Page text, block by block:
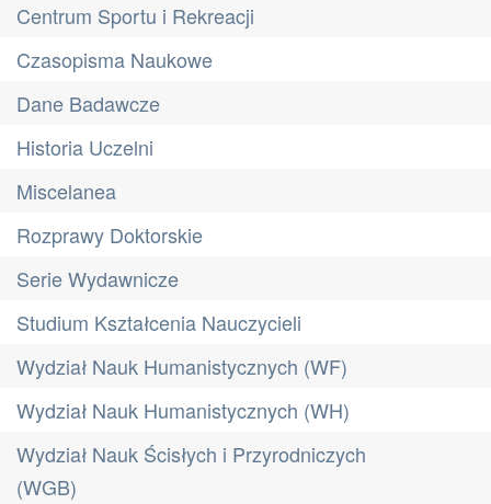
Centrum Sportu i Rekreacji
Czasopisma Naukowe
Dane Badawcze
Historia Uczelni
Miscelanea
Rozprawy Doktorskie
Serie Wydawnicze
Studium Kształcenia Nauczycieli
Wydział Nauk Humanistycznych (WF)
Wydział Nauk Humanistycznych (WH)
Wydział Nauk Ścisłych i Przyrodniczych
(WGB)